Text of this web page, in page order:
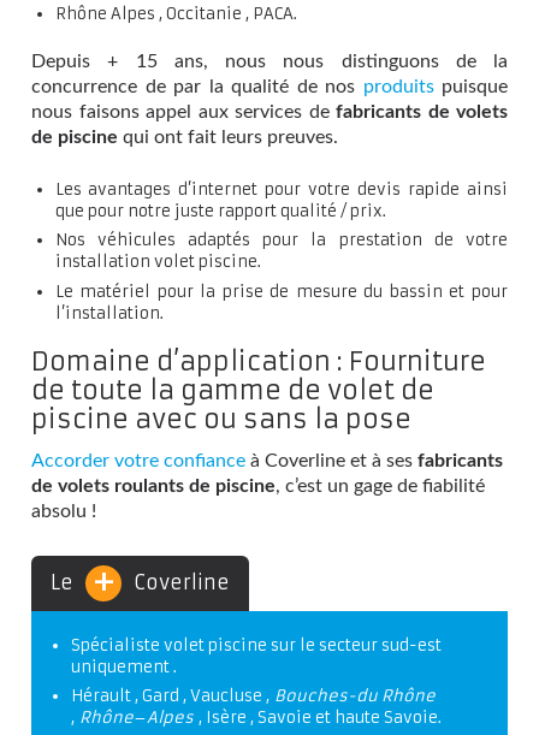
Rhône Alpes , Occitanie , PACA.
Depuis + 15 ans, nous nous distinguons de la
concurrence de par la qualité de nos produitspuisque
nous faisons appel aux services de fabricants de volets
de piscine qui ont fait leurs preuves.
Les avantages d’internet pour votre devis rapide ainsi
que pour notre juste rapport qualité / prix.
Nos véhicules adaptés pour la prestation de votre
installation volet piscine.
Le matériel pour la prise de mesure du bassin et pour
l’installation.
Domaine d’application : Fourniture
de toute la gamme de volet de
piscine avec ou sans la pose
Accorder votre confiance à Coverline et à ses fabricants
de volets roulants de piscine, c’est un gage de fiabilité
absolu !
Le + Coverline
Spécialiste volet piscine sur le secteur sud-est
uniquement .
Hérault , Gard , Vaucluse , Bouches-du Rhône
, Rhône–Alpes, Isère , Savoie et haute Savoie.